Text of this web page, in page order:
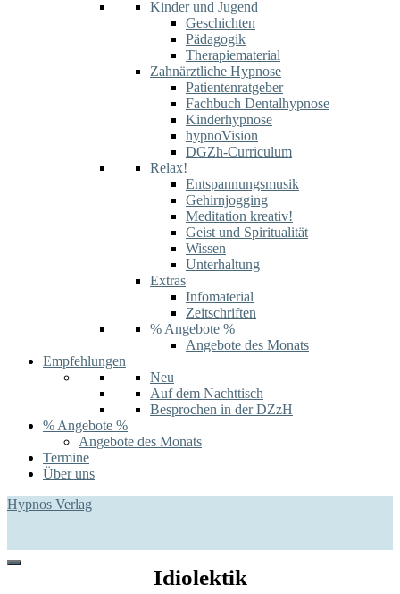
Kinder und Jugend
Geschichten
Pädagogik
Therapiematerial
Zahnärztliche Hypnose
Patientenratgeber
Fachbuch Dentalhypnose
Kinderhypnose
hypnoVision
DGZh-Curriculum
Relax!
Entspannungsmusik
Gehirnjogging
Meditation kreativ!
Geist und Spiritualität
Wissen
Unterhaltung
Extras
Infomaterial
Zeitschriften
% Angebote %
Angebote des Monats
Empfehlungen
Neu
Auf dem Nachttisch
Besprochen in der DZzH
% Angebote %
Angebote des Monats
Termine
Über uns
Hypnos Verlag
Idiolektik